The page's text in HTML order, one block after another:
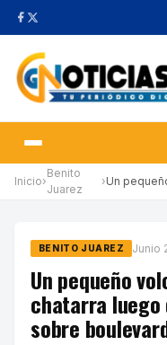
Inicio›
Benito
Juarez
›
BENITO JUAREZ Junio
Un pequeño
chatarra luego
sobre